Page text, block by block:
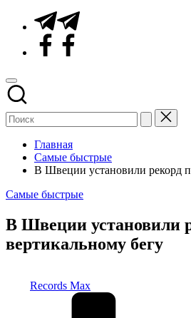
Telegram
Facebook
Главная
Самые быстрые
В Швеции установили рекорд
Опубликовано
Самые быстрые
В Швеции установили
вертикальному бегу
Records Max